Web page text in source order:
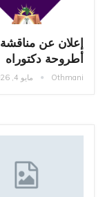
إعلان عن مناقشة
أطروحة دكتوراه
Othmani مايو 4, 2026